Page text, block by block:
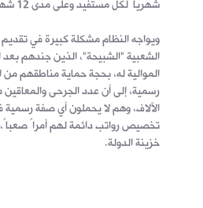
شهرياً لكل مستفيد وعلى مدى 12 شهراً (عام واحد).
ويواجه النظام مشكلة كبيرة في
الموالية له، بحجة حماية مناطقهم من
رسمية، إلى أن عدد الجرحى
الآلاف، وهم لا يحملون أي صفة
تخصيص رواتب دائمة لهم أمراً صعباً،
خزينة الدولة.